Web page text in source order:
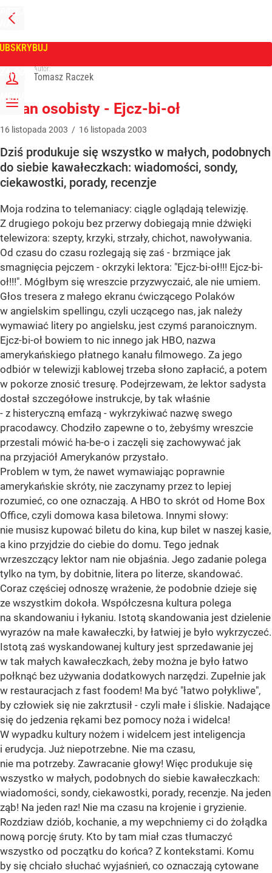
PRZEJDŹ
NA
GŁÓWNĄ
ZALOGUJ
MENU
Tygodnik Wprost
Autor:
Tomasz Raczek
Ekran osobisty - Ejcz-bi-oł
16 listopada 2003 / 16 listopada 2003
Dziś produkuje się wszystko w małych, podobnych
do siebie kawałeczkach: wiadomości, sondy,
ciekawostki, porady, recenzje
Moja rodzina to telemaniacy: ciągle oglądają telewizję.
Z drugiego pokoju bez przerwy dobiegają mnie dźwięki
telewizora: szepty, krzyki, strzały, chichot, nawoływania.
Od czasu do czasu rozlegają się zaś - brzmiące jak
smagnięcia pejczem - okrzyki lektora: "Ejcz-bi-oł!!! Ejcz-bi-
oł!!!". Mógłbym się wreszcie przyzwyczaić, ale nie umiem.
Głos tresera z małego ekranu ćwiczącego Polaków
w angielskim spellingu, czyli uczącego nas, jak należy
wymawiać litery po angielsku, jest czymś paranoicznym.
Ejcz-bi-oł bowiem to nic innego jak HBO, nazwa
amerykańskiego płatnego kanału filmowego. Za jego
odbiór w telewizji kablowej trzeba słono zapłacić, a potem
w pokorze znosić tresurę. Podejrzewam, że lektor sadysta
dostał szczegółowe instrukcje, by tak właśnie
- z histeryczną emfazą - wykrzykiwać nazwę swego
pracodawcy. Chodziło zapewne o to, żebyśmy wreszcie
przestali mówić ha-be-o i zaczęli się zachowywać jak
na przyjaciół Amerykanów przystało.
Problem w tym, że nawet wymawiając poprawnie
amerykańskie skróty, nie zaczynamy przez to lepiej
rozumieć, co one oznaczają. A HBO to skrót od Home Box
Office, czyli domowa kasa biletowa. Innymi słowy:
nie musisz kupować biletu do kina, kup bilet w naszej kasie,
a kino przyjdzie do ciebie do domu. Tego jednak
wrzeszczący lektor nam nie objaśnia. Jego zadanie polega
tylko na tym, by dobitnie, litera po literze, skandować.
Coraz częściej odnoszę wrażenie, że podobnie dzieje się
ze wszystkim dokoła. Współczesna kultura polega
na skandowaniu i łykaniu. Istotą skandowania jest dzielenie
wyrazów na małe kawałeczki, by łatwiej je było wykrzyczeć.
Istotą zaś wyskandowanej kultury jest sprzedawanie jej
w tak małych kawałeczkach, żeby można je było łatwo
połknąć bez używania dodatkowych narzędzi. Zupełnie jak
w restauracjach z fast foodem! Ma być "łatwo połykliwe",
by człowiek się nie zakrztusił - czyli małe i śliskie. Nadające
się do jedzenia rękami bez pomocy noża i widelca!
W wypadku kultury nożem i widelcem jest inteligencja
i erudycja. Już niepotrzebne. Nie ma czasu,
nie ma potrzeby. Zawracanie głowy! Więc produkuje się
wszystko w małych, podobnych do siebie kawałeczkach:
wiadomości, sondy, ciekawostki, porady, recenzje. Na jeden
ząb! Na jeden raz! Nie ma czasu na krojenie i gryzienie.
Rozdziaw dziób, kochanie, a my wepchniemy ci do żołądka
nową porcję śruty. Kto by tam miał czas tłumaczyć
wszystko od początku do końca? Z kontekstami. Komu
by się chciało słuchać wyjaśnień, co oznaczają cytowane